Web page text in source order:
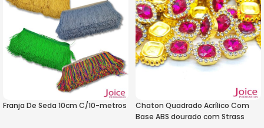
Franja De Seda 10cm C/10-metros
Chaton Quadrado Acrílico Com
Base ABS dourado com Strass